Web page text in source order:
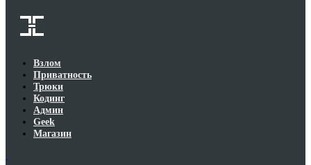
Взлом
Приватность
Трюки
Кодинг
Админ
Geek
Магазин